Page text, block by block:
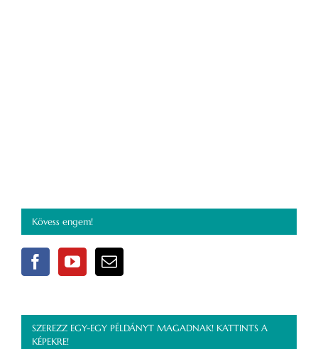
Kövess engem!
SZEREZZ EGY-EGY PÉLDÁNYT MAGADNAK! KATTINTS A
KÉPEKRE!